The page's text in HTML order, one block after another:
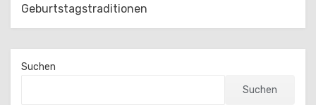
Geburtstagstraditionen
Suchen
Suchen